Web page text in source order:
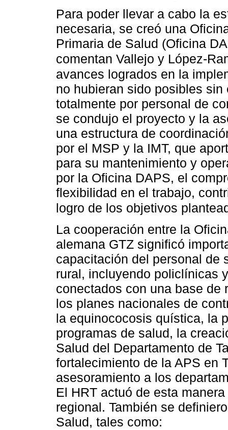
Para poder llevar a cabo la
necesaria, se creó una
Primaria de Salud (Oficina
comentan Vallejo y López-
avances logrados en la
no hubieran sido posibles
totalmente por personal de
se condujo el proyecto y la
una estructura de
por el MSP y la IMT, que
para su mantenimiento y
por la Oficina DAPS, el
flexibilidad en el trabajo,
logro de los objetivos
La cooperación entre la
alemana GTZ significó
capacitación del personal de
rural, incluyendo policlínicas
conectados con una base de
los planes nacionales de
la equinococosis quística, la
programas de salud, la
Salud del Departamento de
fortalecimiento de la APS en
asesoramiento a los
El HRT actuó de esta
regional. También se
Salud, tales como: